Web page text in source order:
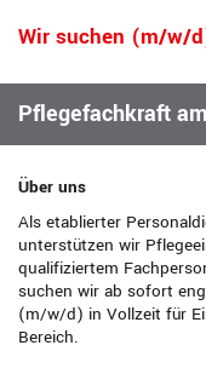
Wir suchen (m/w/
Pflegefachkraft
Über uns
Als etablierter
unterstützen wir
qualifiziertem
suchen wir ab sofort
(m/w/d) in Vollzeit für
Bereich.